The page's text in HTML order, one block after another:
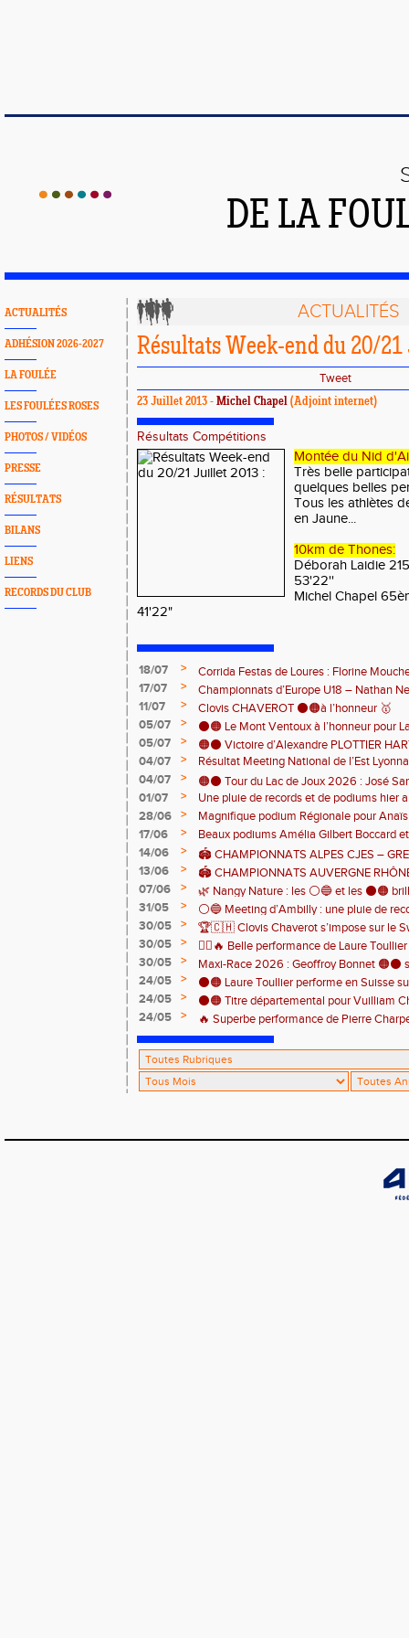
DE LA
ACTUALITÉS
ADHÉSION 2026-2027
LA FOULÉE
LES FOULÉES ROSES
PHOTOS / VIDÉOS
PRESSE
RÉSULTATS
BILANS
LIENS
RECORDS DU CLUB
ACTUALITÉS
Résultats Week-end du 20/
Tweet
23 Juillet 2013 - Michel Chapel (Adjoint internet)
Résultats Compétitions
Montée du Nid
Très belle
quelques belles
Tous les athlètes
en Jaune...
10km de Thones:
Déborah Laidie
53'22''
Michel Chapel
41'22"
18/07 >
Corrida Festas de Loures : Florine
! 🇵🇹
17/07 >
Championnats d’Europe U18 – Nathan
🇨🇭🏃
11/07 >
Clovis CHAVEROT ⚫️🟠à l’honneur 🥇
05/07
>
⚫️🟠 Le Mont Ventoux à l’honneur pour
05/07
>
🟠⚫️ Victoire d’Alexandre PLOTTIER
– La Garinette ! 🏆👏
04/07 >
Résultat Meeting National de l’Est
04/07
>
🟠⚫️ Tour du Lac de Joux 2026 : José
catégorie ! 🏃‍♂️🏆
01/07 >
Une pluie de records et de podiums hier
clôturer en beauté cette belle saison
28/06 >
Magnifique podium Régionale pour
17/06
>
Beaux podiums Amélia Gilbert Boccard
14/06
>
🏟️ CHAMPIONNATS ALPES CJES –
2026
13/06 >
🏟️ CHAMPIONNATS AUVERGNE
Pontcharra 📅 Samedi 13 juin 2026
07/06 >
🌿 Nangy Nature : les ⚪️🔵 et les ⚫️🟠
31/05
>
⚪️🔵 Meeting d’Ambilly : une pluie de
athlètes de l’EAA ! ⚫️🟠
30/05 >
🏆🇨🇭 Clovis Chaverot s’impose sur le
30/05
>
🏃‍♀️🔥 Belle performance de Laure
! 🔥🏃‍♀️
30/05 >
Maxi-Race 2026 : Geoffroy Bonnet 🟠⚫️
en catégorie M0 sur le Tour du Lac 100
24/05 >
⚫️🟠 Laure Toullier performe en Suisse
24/05
>
⚫️🟠 Titre départemental pour Vuilliam
24/05
>
🔥 Superbe performance de Pierre
Grande montagne